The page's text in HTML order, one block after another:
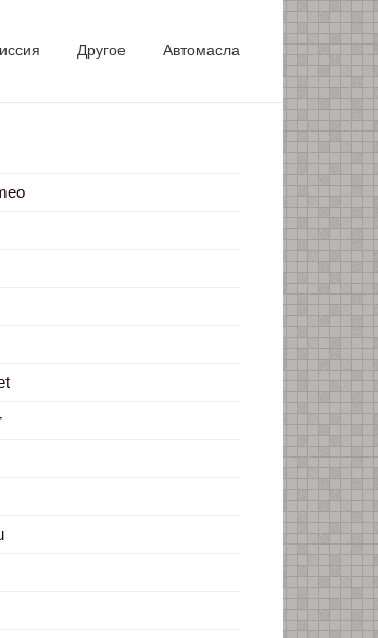
Другое Автомасла